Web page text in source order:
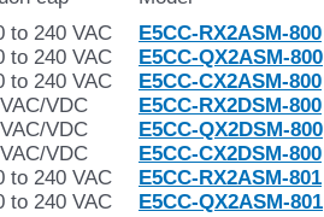
to 240 VAC
E5CC-RX2ASM-800
to 240 VAC
E5CC-QX2ASM-800
to 240 VAC
E5CC-CX2ASM-800
VDC
E5CC-RX2DSM-800
VDC
E5CC-QX2DSM-800
VDC
E5CC-CX2DSM-800
to 240 VAC
E5CC-RX2ASM-801
to 240 VAC
E5CC-QX2ASM-801